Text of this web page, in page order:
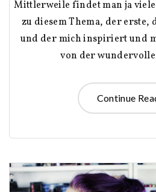
Mittlerweile findet man ja viele wundervolle Beiträge
zu diesem Thema, der erste,
und der mich inspiriert und
von der
Continue